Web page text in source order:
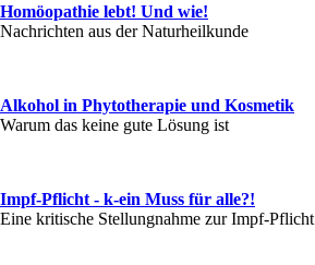
Homöopathie lebt! Und wie!
Nachrichten aus der Naturheilkunde
Alkohol in Phytotherapie und Kosmetik
Warum das keine gute Lösung ist
Impf-Pflicht - k-ein Muss für alle?!
Eine kritische Stellungnahme zur Impf-Pflicht